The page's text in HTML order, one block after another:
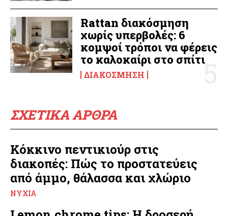
Rattan διακόσμηση
χωρίς υπερβολές: 6
κομψοί τρόποι να φέρεις
το καλοκαίρι στο σπίτι
ΔΙΑΚΌΣΜΗΣΗ
ΣΧΕΤΙΚΑ ΑΡΘΡΑ
Κόκκινο πεντικιούρ στις
διακοπές: Πώς το προστατεύεις
από άμμο, θάλασσα και χλώριο
ΝΎΧΙΑ